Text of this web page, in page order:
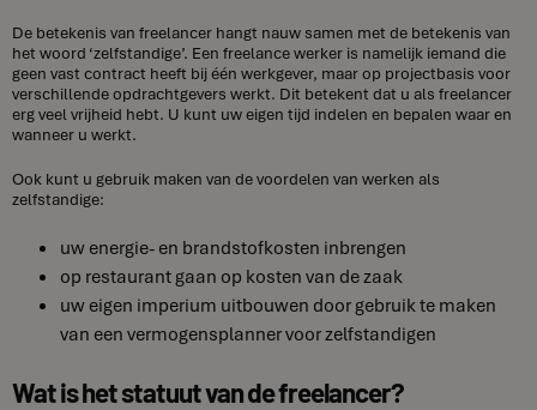
De betekenis van freelancer hangt nauw samen met de betekenis van
het woord ‘zelfstandige’. Een freelance werker is namelijk iemand die
geen vast contract heeft bij één werkgever, maar op projectbasis voor
verschillende opdrachtgevers werkt. Dit betekent dat u als freelancer
erg veel vrijheid hebt. U kunt uw eigen tijd indelen en bepalen waar en
wanneer u werkt.
Ook kunt u gebruik maken van de voordelen van werken als
zelfstandige:
uw energie- en brandstofkosten inbrengen
op restaurant gaan op kosten van de zaak
uw eigen imperium uitbouwen door gebruik te maken
van een vermogensplanner voor zelfstandigen
Wat is het statuut van de freelancer?